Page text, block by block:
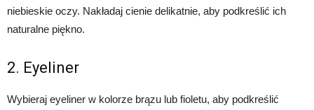
niebieskie oczy. Nakładaj cienie delikatnie, aby podkreślić ich
naturalne piękno.
2. Eyeliner
Wybieraj eyeliner w kolorze brązu lub fioletu, aby podkreślić